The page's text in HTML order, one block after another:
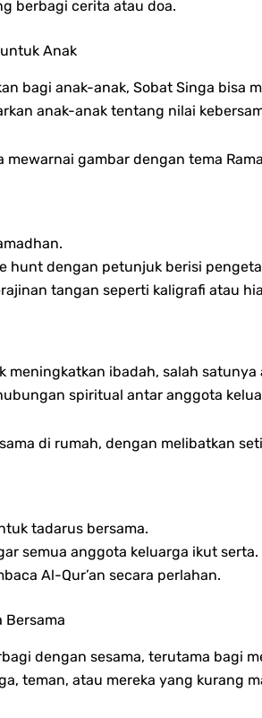
berbagi cerita atau doa.
Anak
bagi anak-anak, Sobat Singa bisa
anak-anak tentang nilai
mewarnai gambar dengan tema
hunt dengan petunjuk berisi
tangan seperti kaligrafi atau
ibadah, salah
spiritual antar anggota
di rumah, dengan melibatkan
tadarus bersama.
semua anggota keluarga ikut serta.
Al-Qur’an secara perlahan.
Bersama
dengan sesama, terutama bagi
teman, atau mereka yang kurang